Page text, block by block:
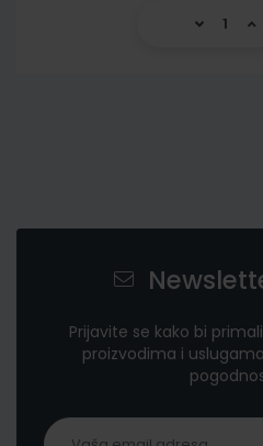
Prijavite se kako bi
proizvodima i